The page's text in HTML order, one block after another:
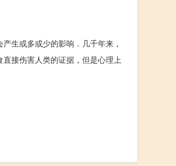
产生或多或少的影响．几千年来，
接伤害人类的证据，但是心理上